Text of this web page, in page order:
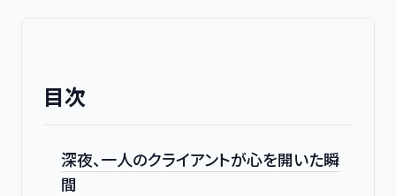
目次
深夜、一人のクライアントが心を開いた瞬
間